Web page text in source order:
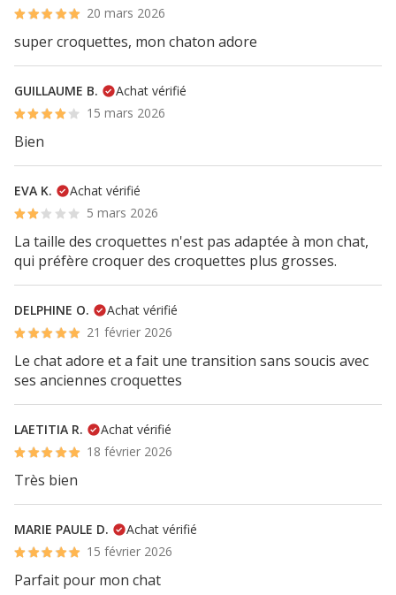
20 mars 2026
super croquettes, mon chaton adore
GUILLAUME B.
Achat vérifié
15 mars 2026
Bien
EVA K.
Achat vérifié
5 mars 2026
La taille des croquettes n'est pas adaptée à mon chat,
qui préfère croquer des croquettes plus grosses.
DELPHINE O.
Achat vérifié
21 février 2026
Le chat adore et a fait une transition sans soucis avec
ses anciennes croquettes
LAETITIA R.
Achat vérifié
18 février 2026
Très bien
MARIE PAULE D.
Achat vérifié
15 février 2026
Parfait pour mon chat